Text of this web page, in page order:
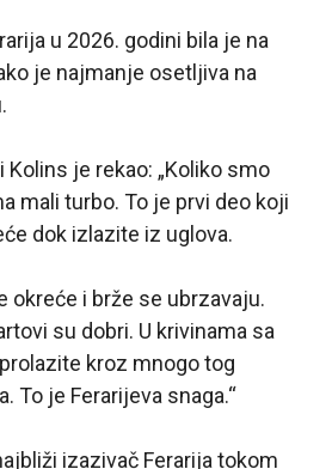
u 2026. godini bila je na
je najmanje osetljiva na
Kolins je rekao: „Koliko smo
mali turbo. To je prvi deo koji
dok izlazite iz uglova.
okreće i brže se ubrzavaju.
su dobri. U krivinama sa
kroz mnogo tog
To je Ferarijeva snaga.“
izazivač Ferarija tokom